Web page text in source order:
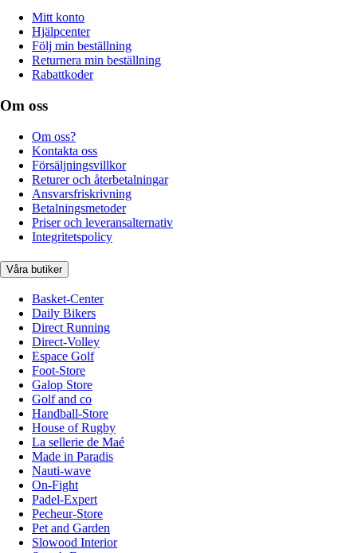
Mitt konto
Hjälpcenter
Följ min beställning
Returnera min beställning
Rabattkoder
Om oss
Om oss?
Kontakta oss
Försäljningsvillkor
Returer och återbetalningar
Ansvarsfriskrivning
Betalningsmetoder
Priser och leveransalternativ
Integritetspolicy
Våra butiker
Basket-Center
Daily Bikers
Direct Running
Direct-Volley
Espace Golf
Foot-Store
Galop Store
Golf and co
Handball-Store
House of Rugby
La sellerie de Maé
Made in Paradis
Nauti-wave
On-Fight
Padel-Expert
Pecheur-Store
Pet and Garden
Slowood Interior